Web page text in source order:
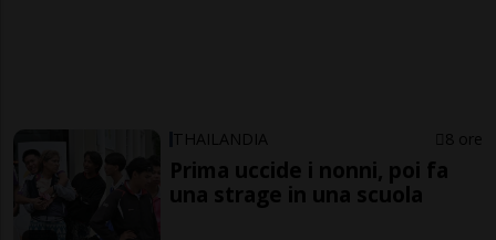
THAILANDIA 8 ore
Prima uccide i nonni, poi fa
una strage in una scuola